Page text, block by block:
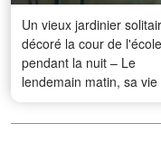
Un vieux jardinier
décoré la cour de l'école
pendant la nuit – Le
lendemain matin, sa vie
basculé